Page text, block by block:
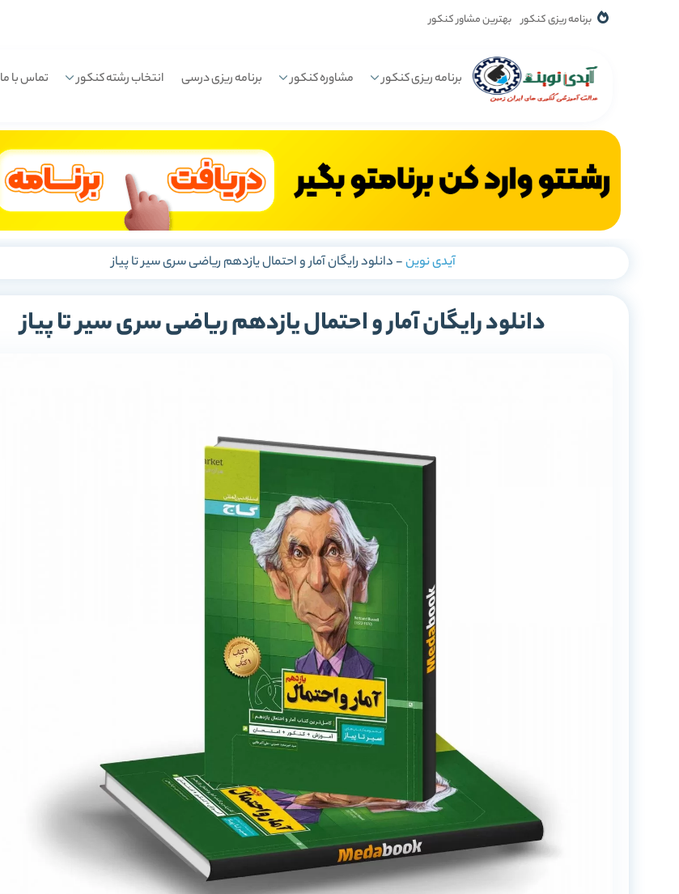
برنامه ریزی کنکور بهترین مشاور کنکور
برنامه ریزی کنکور مشاوره کنکور برنامه ریزی درسی انتخاب رشته کنکور تماس با ما
آیدی نوین-دانلود رایگان آمار و احتمال یازدهم ریاضی سری سیر تا پیاز
دانلود رایگان آمار و احتمال یازدهم ریاضی سری سیر تا پیاز